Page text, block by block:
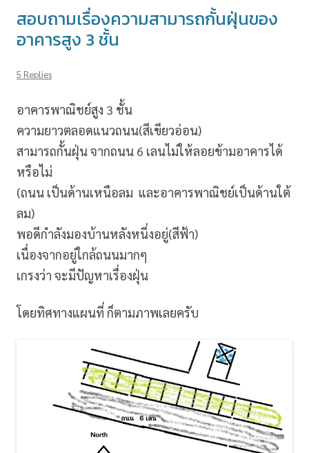
สอบถามเรื่องความสามารถกั้นฝุ่นของ
อาคารสูง 3 ชั้น
5 Replies
อาคารพาณิชย์สูง 3 ชั้น
ความยาวตลอดแนวถนน(สีเขียวอ่อน)
สามารถกั้นฝุ่น จากถนน 6 เลนไม่ให้ลอยข้ามอาคารได้
หรือไม่
(ถนน เป็นด้านเหนือลม และอาคารพาณิชย์เป็นด้านใต้
ลม)
พอดีกำลังมองบ้านหลังหนี่งอยู่(สีฟ้า)
เนื่องจากอยู่ใกล้ถนนมากๆ
เกรงว่า จะมีปัญหาเรื่องฝุ่น
โดยทิศทางแผนที่ ก็ตามภาพเลยครับ